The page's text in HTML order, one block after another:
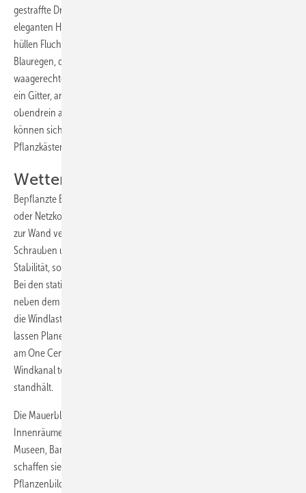
gestraffte Drahtseile aus Edelstahl bieten Kletterrosen bis in 6 m Höhe
eleganten Halt. Senkrecht verspannte, 3 mm dicke Edelstahlseile
hüllen Fluchttreppen in einen Schleier aus Kletterpflanzen wie
Blauregen, der bis zu 15 m hoch wächst. Werden zusätzlich
waagerechte Seile in entsprechendem Abstand eingezogen, entsteht
ein Gitter, an dem auch Clematis in die Höhe klettern und das
obendrein als Absturzsicherung dient. Pflanzliche Schwergewichte
können sich unbesorgt auf quadratische Profile stützen, in die auch
Pflanzkästen aus Edelstahl eingehängt werden können.
Wetterfeste hinterlüftete Fassaden
Bepflanzte Edelstahlkassetten mit entsprechender Unterkonstruktion
oder Netzkonstruktionen aus Edelstahlseilen, die mit Abstandshaltern
zur Wand verspannt sind, bilden vollwertige hinterlüftete Fassaden.
Schrauben und Verankerungen aus Edelstahl sorgen für genügend
Stabilität, sodass die grüne Wand jedem Wetter zuverlässig standhält.
Bei den statischen Berechnungen aller Konstruktionen gilt es deshalb,
neben dem zunehmend größeren Eigengewicht der Pflanzen auch
die Windlasten zu berücksichtigen. Um auf Nummer sicher zu gehen,
lassen Planer bei Großbauten wie der 110 m hohen grünen Fassade
am One Central Park in Sydney die Pflanzenkonstruktion im
Windkanal testen, ob sie lokalen Windstärken mit bis zu 160 km/h
standhält.
Die Mauerblümchen mit ihren vertikalen Gärten erobern auch
Innenräume: In privaten Wohnungen, in öffentlichen Gebäuden wie
Museen, Banken, Hotels, Restaurants oder auch in Großraumbüros
schaffen sie eine angenehme, entspannende Atmosphäre. Als
Pflanzenbild oder auch als komplett begrünte Wand holen sie die